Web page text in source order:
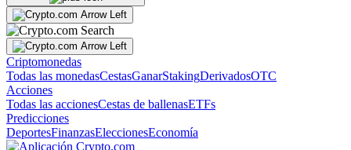
Criptomonedas
Todas las monedasCestasGanarStakingDerivadosOTC
Acciones
Todas las accionesCestas de ballenasETFs
Predicciones
DeportesFinanzasEleccionesEconomía